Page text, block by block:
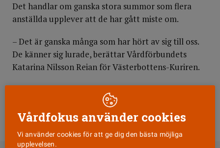
Det handlar om ganska stora summor som flera
anställda upplever att de har gått miste om.
– Det är ganska många som har hört av sig till oss.
De känner sig lurade, berättar Vårdförbundets
Katarina Nilsson Reian för Västerbottens-Kuriren.
gått ut med information och menar att det är en
feltolkning från de anställdas sida.
DELA
Vårdfokus använder cookies
Vi använder cookies för att ge dig den bästa möjliga
upplevelsen.